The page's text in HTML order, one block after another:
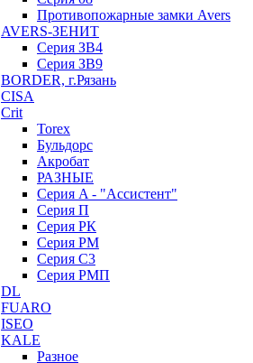
Противопожарные замки Avers
AVERS-ЗЕНИТ
Серия ЗВ4
Серия ЗВ9
BORDER, г.Рязань
CISA
Crit
Torex
Бульдорс
Акробат
РАЗНЫЕ
Серия A - "Ассистент"
Серия П
Серия РК
Серия РМ
Серия С3
Серия РМП
DL
FUARO
ISEO
KALE
Разное